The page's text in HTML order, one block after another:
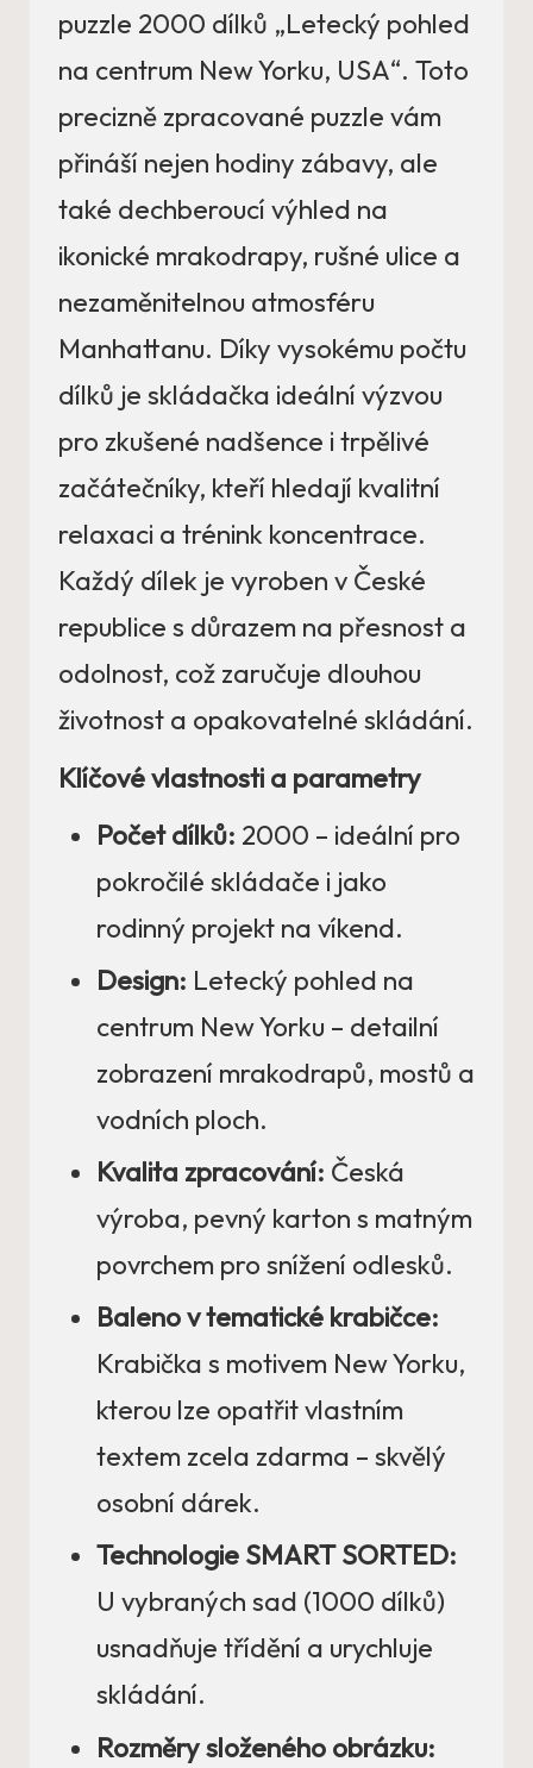
puzzle 2000 dílků „Letecký pohled
na centrum New Yorku, USA“. Toto
precizně zpracované puzzle vám
přináší nejen hodiny zábavy, ale
také dechberoucí výhled na
ikonické mrakodrapy, rušné ulice a
nezaměnitelnou atmosféru
Manhattanu. Díky vysokému počtu
dílků je skládačka ideální výzvou
pro zkušené nadšence i trpělivé
začátečníky, kteří hledají kvalitní
relaxaci a trénink koncentrace.
Každý dílek je vyroben v České
republice s důrazem na přesnost a
odolnost, což zaručuje dlouhou
životnost a opakovatelné skládání.
Klíčové vlastnosti a parametry
Počet dílků: 2000 – ideální pro
pokročilé skládače i jako
rodinný projekt na víkend.
Design: Letecký pohled na
centrum New Yorku – detailní
zobrazení mrakodrapů, mostů a
vodních ploch.
Kvalita zpracování: Česká
výroba, pevný karton s matným
povrchem pro snížení odlesků.
Baleno v tematické krabičce:
Krabička s motivem New Yorku,
kterou lze opatřit vlastním
textem zcela zdarma – skvělý
osobní dárek.
Technologie SMART SORTED:
U vybraných sad (1000 dílků)
usnadňuje třídění a urychluje
skládání.
Rozměry složeného obrázku: